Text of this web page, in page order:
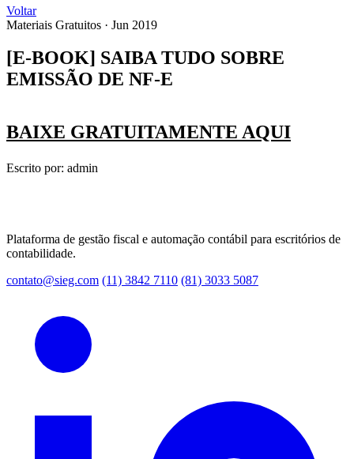
Voltar
Materiais Gratuitos · Jun 2019
[E-BOOK] SAIBA TUDO SOBRE
EMISSÃO DE NF-E
BAIXE GRATUITAMENTE AQUI
Escrito por: admin
Plataforma de gestão fiscal e automação contábil para escritórios de
contabilidade.
contato@sieg.com (11) 3842 7110 (81) 3033 5087